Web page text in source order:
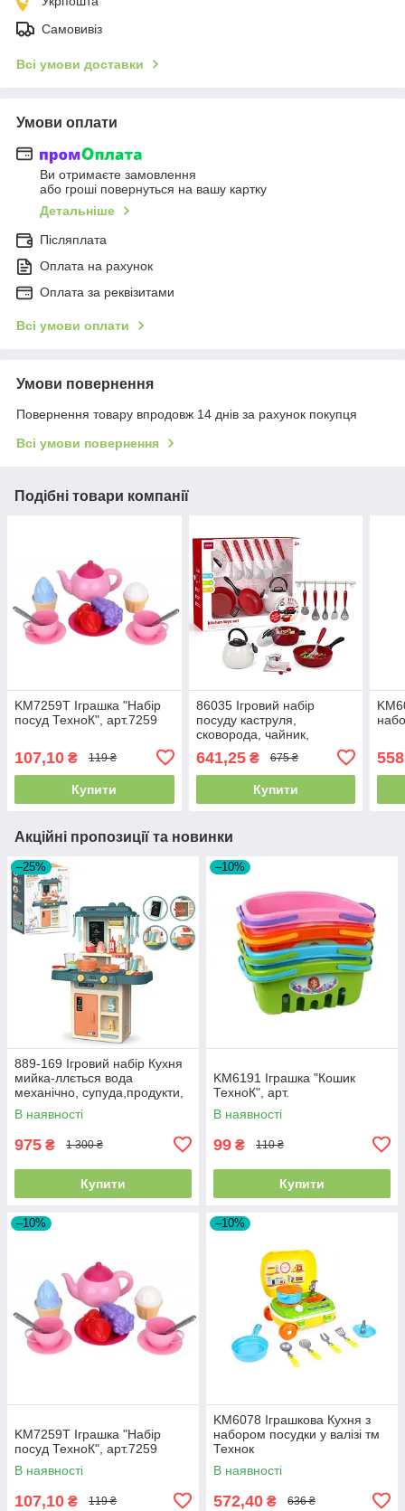
Самовивіз
Всі умови доставки
Умови оплати
Ви отримаєте замовлення
або гроші повернуться на вашу картку
Детальніше
Післяплата
Оплата на рахунок
Оплата за реквізитами
Всі умови оплати
Умови повернення
Повернення товару впродовж 14 днів за рахунок покупця
Всі умови повернення
Подібні товари компанії
KM7259T Іграшка "Набір
посуд ТехноК", арт.7259
107,10 ₴ 119 ₴
Купити
86035 Ігровий набір
посуду каструля,
сковорода, чайник,
предметів, коробка 40,5-
33-13,5 см
641,25₴ 675 ₴
Купити
Акційні пропозиції та новинки
–25%
889-169 Ігровий набір Кухня
мийка-ллється вода
механічно, супуда,продукти,
дошка для
В наявності
975 ₴ 1 300 ₴
Купити
–10%
KM6191 Іграшка "Кошик
ТехноК", арт.
В наявності
99 ₴ 110 ₴
Купити
–10%
KM7259T Іграшка "Набір
посуд ТехноК", арт.7259
В наявності
107,10 ₴ 119 ₴
–10%
KM6078 Іграшкова Кухня з
набором посудки у валізі тм
Технок
В наявності
572,40 ₴ 636 ₴